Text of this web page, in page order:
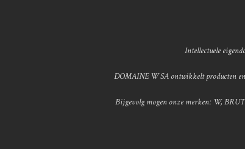
Intellectuele
DOMAINE W SA ontwikkelt producten en
Bijgevolg mogen onze merken: W,